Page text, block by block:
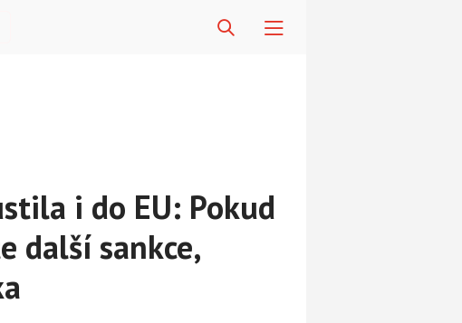
i do EU: Pokud
další sankce,